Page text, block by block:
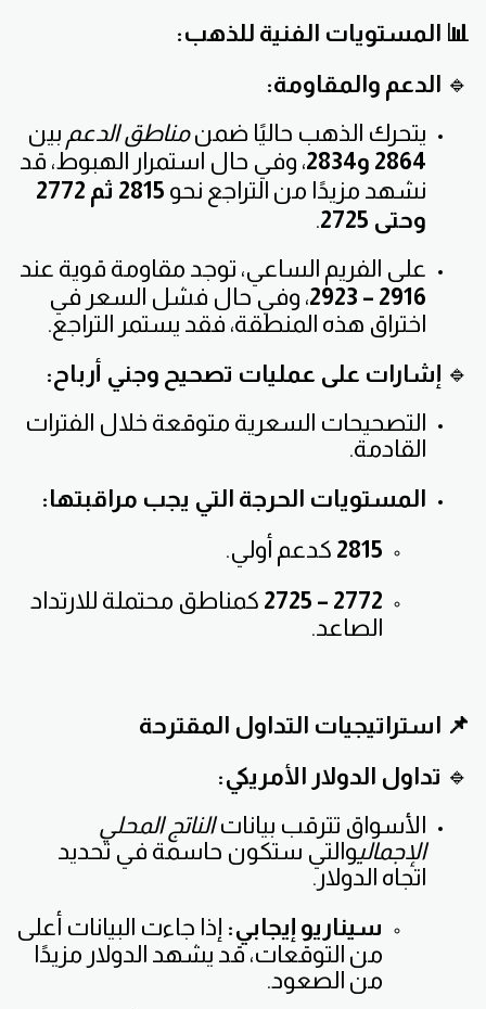
📊 المستويات الفنية للذهب:
🔹 الدعم والمقاومة:
يتحرك الذهب حاليًا ضمنمناطق الدعم بين
2864 و2834
، وفي حال استمرار الهبوط، قد
نشهد مزيدًا من التراجع نحو
2815 ثم 2772
وحتى 2725
.
على الفريم الساعي، توجد مقاومة قوية عند
2916 – 2923
، وفي حال فشل السعر في
اختراق هذه المنطقة، فقد يستمر التراجع.
🔹 إشارات على عمليات تصحيح وجني أرباح:
التصحيحات السعرية متوقعة خلال الفترات
القادمة.
المستويات الحرجة التي يجب مراقبتها:
2815 كدعم أولي.
2772 – 2725
كمناطق محتملة للارتداد
الصاعد.
📌 استراتيجيات التداول المقترحة
🔹 تداول الدولار الأمريكي:
الأسواق تترقب بياناتالناتج المحلي
الإجماليوالتي ستكون حاسمة في تحديد
اتجاه الدولار.
سيناريو إيجابي: إذا جاءت البيانات أعلى
من التوقعات، قد يشهد الدولار مزيدًا
من الصعود.